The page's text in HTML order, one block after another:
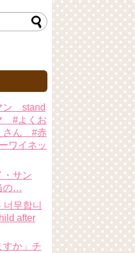
stand
#よくお
さん #赤
ワイネッ
・サン
の…
너무합니
after
すか」チ